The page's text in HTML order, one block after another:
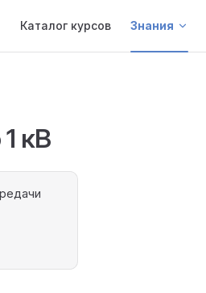
Каталог курсов Знания
кВ